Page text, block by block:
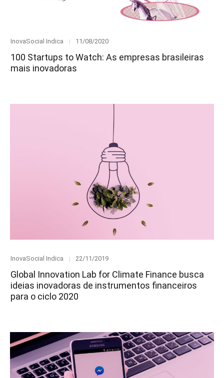
Category
InovaSocial Indica
Posted
11/08/2020
100 Startups to Watch: As empresas brasileiras
mais inovadoras
Category
InovaSocial Indica
Posted
22/11/2019
Global Innovation Lab for Climate Finance busca
ideias inovadoras de instrumentos financeiros
para o ciclo 2020